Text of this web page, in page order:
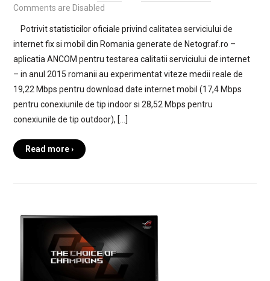
Comments are Disabled
Potrivit statisticilor oficiale privind calitatea serviciului de
internet fix si mobil din Romania generate de Netograf.ro –
aplicatia ANCOM pentru testarea calitatii serviciului de internet
– in anul 2015 romanii au experimentat viteze medii reale de
19,22 Mbps pentru download date internet mobil (17,4 Mbps
pentru conexiunile de tip indoor si 28,52 Mbps pentru
conexiunile de tip outdoor), […]
Read more ›